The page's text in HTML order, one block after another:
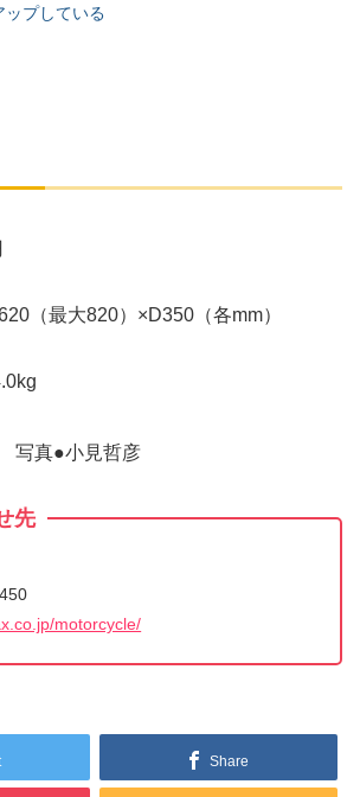
ップしている
（最大820）×D350（各mm）
写真●小見哲彦
先
motorcycle/
Share